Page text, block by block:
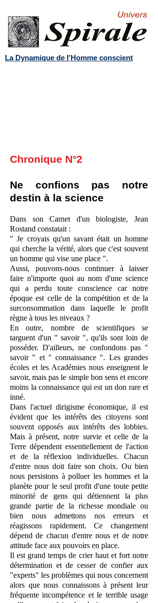
La Dynamique de l'Homme conscient
Chronique N°2
Ne confions pas notre
destin à la science
Dans son Carnet d'un biologiste, Jean
Rostand constatait :
" Je croyais qu'un savant était un homme
qui cherche la vérité, alors que c'est souvent
un homme qui vise une place ".
Aussi, pouvons-nous continuer à laisser
faire n'importe quoi au nom d'une science
qui a perdu toute conscience car notre
époque est celle de la compétition et de la
surconsommation dans laquelle le profit
règne à tous les niveaux ?
En outre, nombre de scientifiques se
targuent d'un " savoir ", qu'ils sont loin de
posséder. D'ailleurs, ne confondons pas "
savoir " et " connaissance ". Les grandes
écoles et les Académies nous enseignent le
savoir, mais pas le simple bon sens et encore
moins la connaissance qui est un don rare et
inné.
Dans l'actuel dirigisme économique, il est
évident que les intérêts des citoyens sont
souvent opposés aux intérêts des lobbies.
Mais à présent, notre survie et celle de la
Terre dépendent essentiellement de l'action
et de la réflexion individuelles. Chacun
d'entre nous doit faire son choix. Ou bien
nous persistons à polluer les hommes et la
planète pour le seul profit d'une toute petite
minorité de gens qui détiennent la plus
grande partie de la richesse mondiale ou
bien nous admettons nos erreurs et
réagissons rapidement. Ce changement
dépend de chacun d'entre nous et de notre
attitude face aux pouvoirs en place.
Il est grand temps de crier haut et fort notre
détermination et de cesser de confier aux
"experts" les problèmes qui nous concernent
alors que nous connaissons à présent leur
fréquente incompétence et le terrible usage